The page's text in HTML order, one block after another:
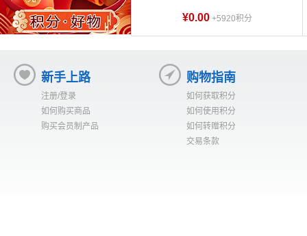
¥0.00 +5920积分
新手上路
注册/登录
如何购买商品
购买会员制产品
购物指南
如何获取积分
如何使用积分
如何转赠积分
交易条款